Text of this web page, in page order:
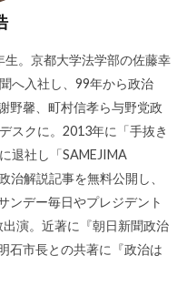
。京都大学法学部の佐藤幸
へ入社し、99年から政治
野馨、町村信孝ら与野党政
スクに。2013年に「手抜き
退社し「SAMEJIMA
治解説記事を無料公開し、
ンデー毎日やプレジデント
演。近著に『朝日新聞政治
石市長との共著に『政治は